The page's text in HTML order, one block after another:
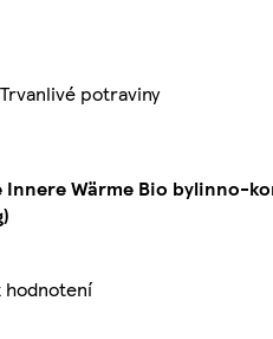
Trvanlivé potraviny
Innere Wärme Bio bylinno-
hodnotení